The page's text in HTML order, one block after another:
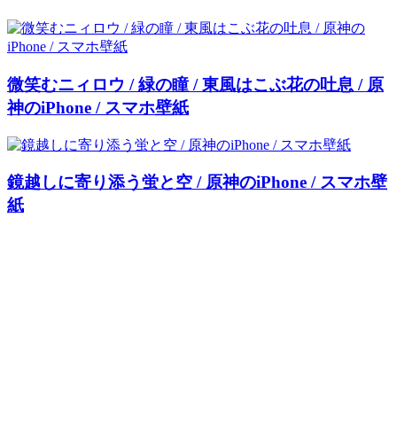
微笑むニィロウ / 緑の瞳 / 東風はこぶ花の吐息 / 原
神のiPhone / スマホ壁紙
鏡越しに寄り添う蛍と空 / 原神のiPhone / スマホ壁
紙